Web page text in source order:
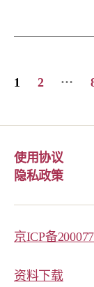
文
分
页
1 2 …
使用协议
隐私政策
京ICP备
资料下载